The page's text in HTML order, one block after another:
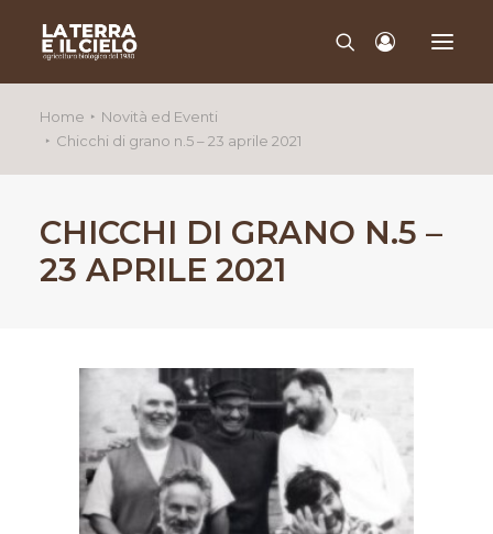
CHI SIAMO
QUALITÀ
Home
Novità ed Eventi
Chicchi di grano n.5 – 23 aprile 2021
CHICCHI DI GRANO N.5 –
23 APRILE 2021